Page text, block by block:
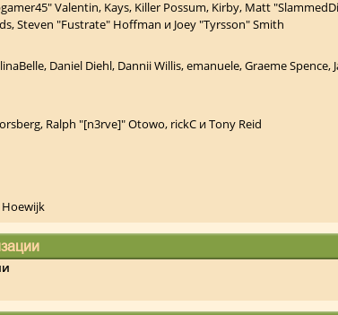
Valentin, Kays, Killer Possum, Kirby, Matt
Steven "Fustrate" Hoffman и Joey "Tyrsson" Smith
Daniel Diehl, Dannii Willis, emanuele, Graeme
Ralph "[n3rve]" Otowo, rickC и Tony Reid
Hoewijk